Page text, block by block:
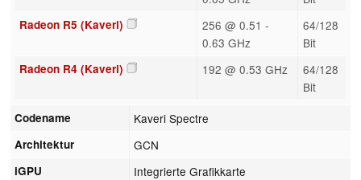
Radeon R5 (Kaveri)
256 @ 0.51 -
0.63 GHz
64/128
Bit
Radeon R4 (Kaveri) 192 @ 0.53 GHz
64/128
Bit
Codename Kaveri Spectre
Architektur GCN
iGPU Integrierte Grafikkarte